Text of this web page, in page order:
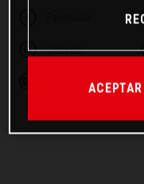
Linkedin